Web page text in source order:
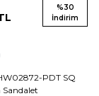
%30
İndirim
PDT SQ
Sandalet